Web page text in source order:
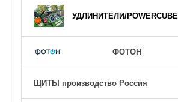
УДЛИНИТЕЛИ/POWERCUBE
ФОТОН
ЩИТЫ производство Россия